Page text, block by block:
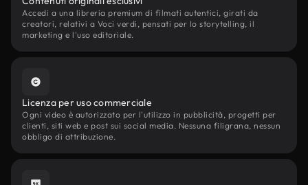
Accedi a una libreria premium di filmati autentici, girati da
creatori, relativi a Voci verdi, pensati per lo storytelling, il
marketing e l'uso editoriale.
Licenza per uso commerciale
Ogni video è autorizzato per l'utilizzo in pubblicità, progetti per
clienti, siti web e post sui social media. Nessuna filigrana, nessun
obbligo di attribuzione.